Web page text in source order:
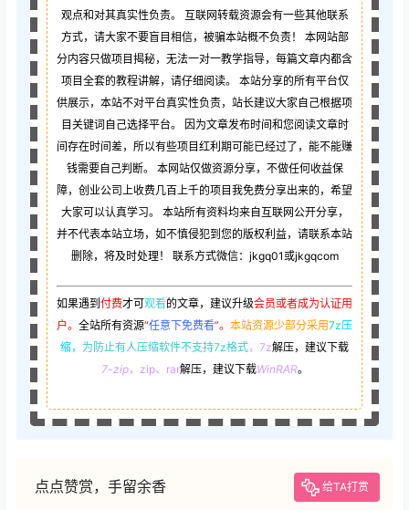
观点和对其真实性负责。 互联网转载资源会有一些其他联系
方式，请大家不要盲目相信，被骗本站概不负责！ 本网站部
分内容只做项目揭秘，无法一对一教学指导，每篇文章内都含
项目全套的教程讲解，请仔细阅读。 本站分享的所有平台仅
供展示，本站不对平台真实性负责，站长建议大家自己根据项
目关键词自己选择平台。 因为文章发布时间和您阅读文章时
间存在时间差，所以有些项目红利期可能已经过了，能不能赚
钱需要自己判断。 本网站仅做资源分享，不做任何收益保
障，创业公司上收费几百上千的项目我免费分享出来的，希望
大家可以认真学习。 本站所有资料均来自互联网公开分享，
并不代表本站立场，如不慎侵犯到您的版权利益，请联系本站
删除，将及时处理！ 联系方式微信：jkgq01或jkgqcom
如果遇到 付费才可观看的文章，建议升级会员或者成为认证用
户。 全站所有资源“任意下免费看”。 本站资源少部分采用7z压
缩， 为防止有人压缩软件不支持7z格式，7z解压，建议下载
7-zip，zip、rar解压，建议下载WinRAR。
点点赞赏，手留余香 给TA打赏